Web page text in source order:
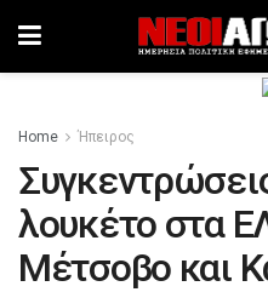
Home Ήπειρος
λουκέτο στα
Μέτσοβο και